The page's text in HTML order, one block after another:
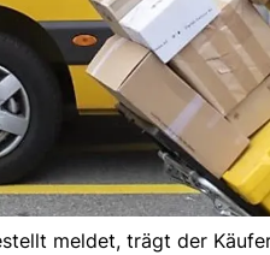
meldet, trägt der